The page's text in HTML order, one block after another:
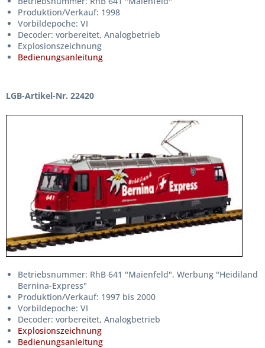
Produktion/Verkauf: 1998
Vorbildepoche: VI
Decoder: vorbereitet, Analogbetrieb
Explosionszeichnung
Bedienungsanleitung
LGB-Artikel-Nr. 22420
Betriebsnummer: RhB 641 "Maienfeld", Werbung "Heidiland
Bernina-Express"
Produktion/Verkauf: 1997 bis 2000
Vorbildepoche: VI
Decoder: vorbereitet, Analogbetrieb
Explosionszeichnung
Bedienungsanleitung